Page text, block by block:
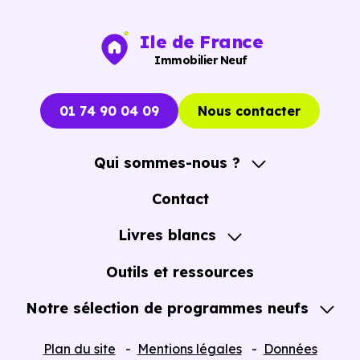
Point de comparaison Dans l’ancien
Environ
Environ
soit une
Plus limitées selon
conditions
Logement
Ile de France
Immobilier Neuf
01 74 90 04 09 Nous contacter
Qui sommes-nous ?
A propos
Contact
Livres blancs
Guide de l'Achat immobilier neuf en VEFA
Outils et ressources
Notre sélection de programmes neufs
Plan du site Mentions légales Données